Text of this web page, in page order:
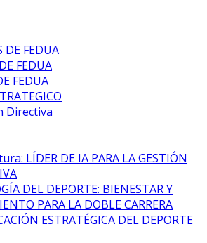
DE FEDUA
FEDUA
FEDUA
Directiva
LÍDER DE IA PARA LA GESTIÓN
DEL DEPORTE: BIENESTAR Y
PARA LA DOBLE CARRERA
ESTRATÉGICA DEL DEPORTE